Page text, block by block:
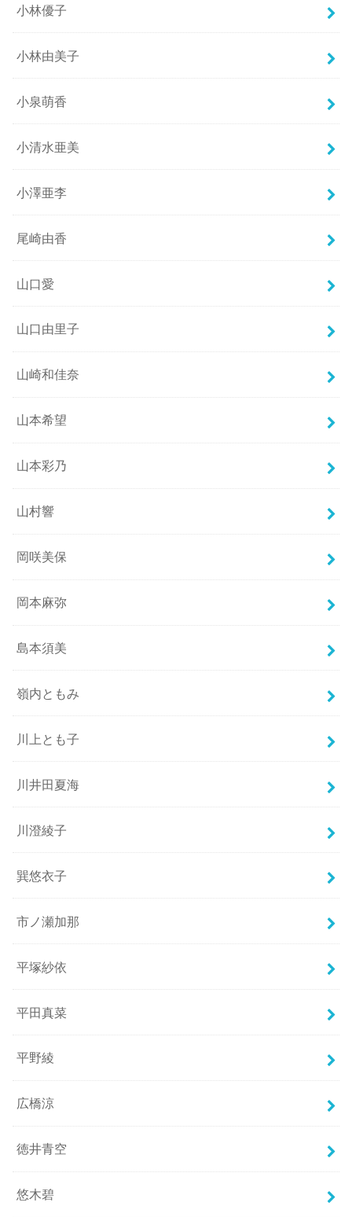
小林優子
小林由美子
小泉萌香
小清水亜美
小澤亜李
尾崎由香
山口愛
山口由里子
山崎和佳奈
山本希望
山本彩乃
山村響
岡咲美保
岡本麻弥
島本須美
嶺内ともみ
川上とも子
川井田夏海
川澄綾子
巽悠衣子
市ノ瀬加那
平塚紗依
平田真菜
平野綾
広橋涼
徳井青空
悠木碧